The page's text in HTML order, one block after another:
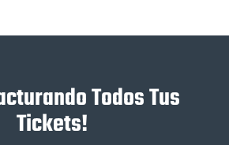
Todos Tus
Tickets!